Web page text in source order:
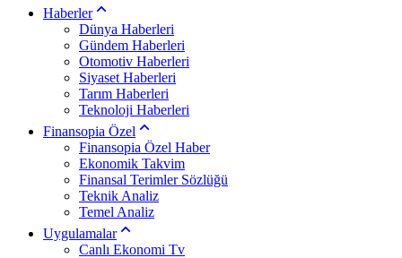
Haberler
Dünya Haberleri
Gündem Haberleri
Otomotiv Haberleri
Siyaset Haberleri
Tarım Haberleri
Teknoloji Haberleri
Finansopia Özel
Finansopia Özel Haber
Ekonomik Takvim
Finansal Terimler Sözlüğü
Teknik Analiz
Temel Analiz
Uygulamalar
Canlı Ekonomi Tv